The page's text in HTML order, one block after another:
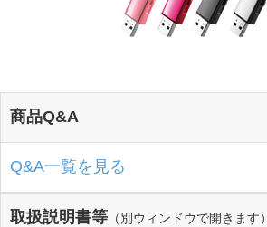
商品Q&A
Q&A一覧を見る
取扱説明書等 （別ウィンドウで開きます）